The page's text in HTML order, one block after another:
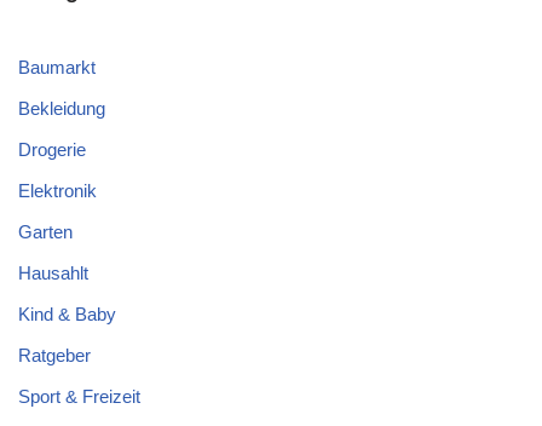
Baumarkt
Bekleidung
Drogerie
Elektronik
Garten
Hausahlt
Kind & Baby
Ratgeber
Sport & Freizeit